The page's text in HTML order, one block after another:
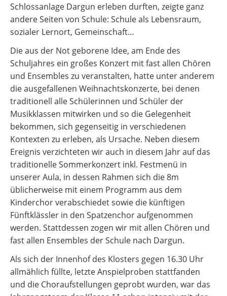
Schlossanlage Dargun erleben durften, zeigte ganz
andere Seiten von Schule: Schule als Lebensraum,
sozialer Lernort, Gemeinschaft…
Die aus der Not geborene Idee, am Ende des
Schuljahres ein großes Konzert mit fast allen Chören
und Ensembles zu veranstalten, hatte unter anderem
die ausgefallenen Weihnachtskonzerte, bei denen
traditionell alle Schülerinnen und Schüler der
Musikklassen mitwirken und so die Gelegenheit
bekommen, sich gegenseitig in verschiedenen
Kontexten zu erleben, als Ursache. Neben diesem
Ereignis verzichteten wir auch in diesem Jahr auf das
traditionelle Sommerkonzert inkl. Festmenü in
unserer Aula, in dessen Rahmen sich die 8m
üblicherweise mit einem Programm aus dem
Kinderchor verabschiedet sowie die künftigen
Fünftklässler in den Spatzenchor aufgenommen
werden. Stattdessen zogen wir mit allen Chören und
fast allen Ensembles der Schule nach Dargun.
Als sich der Innenhof des Klosters gegen 16.30 Uhr
allmählich füllte, letzte Anspielproben stattfanden
und die Choraufstellungen geprobt wurden, war das